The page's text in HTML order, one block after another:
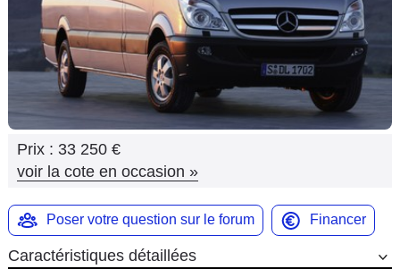
Services
Forum
Moto
Marques
Prix : 33 250 €
voir la cote en occasion »
Poser votre question sur le forum Financer
Caractéristiques détaillées